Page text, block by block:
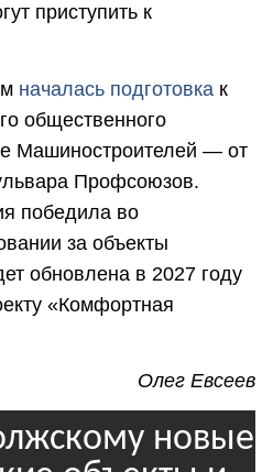
приступить к
началась подготовка к
общественного
Машиностроителей — от
Профсоюзов.
победила во
за объекты
обновлена в 2027 году
«Комфортная
Олег Евсеев